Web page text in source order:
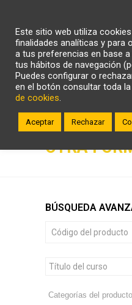
ZONA
OTRA
BÚSQUEDA
Este sitio web utiliza
finalidades analíticas y para
a tus preferencias en base
tus hábitos de navegación
Puedes configurar o
en el botón consultar toda
de cookies.
Aceptar Rechazar